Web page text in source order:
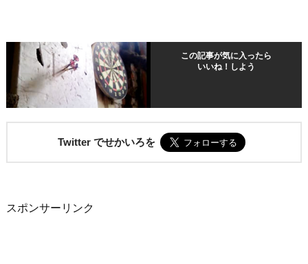
この記事が気に入ったら
いいね！しよう
Twitter でせかいろを
スポンサーリンク